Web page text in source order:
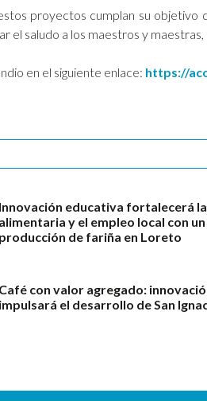
proyectos cumplan su objetivo
el saludo a los maestros y
en el siguiente enlace: https://
Innovación educativa fortalecerá
alimentaria y el empleo local con
producción de fariña en Loreto
Café con valor agregado:
impulsará el desarrollo de San